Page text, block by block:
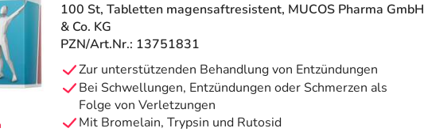
100 St, Tabletten magensaftresistent, MUCOS Pharma GmbH
& Co. KG
PZN/Art.Nr.: 13751831
Zur unterstützenden Behandlung von Entzündungen
Bei Schwellungen, Entzündungen oder Schmerzen als
Folge von Verletzungen
Mit Bromelain, Trypsin und Rutosid